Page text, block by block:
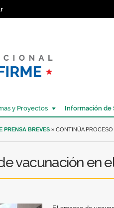
y Proyectos Información de
PRENSA BREVES » CONTINÚA
vacunación en